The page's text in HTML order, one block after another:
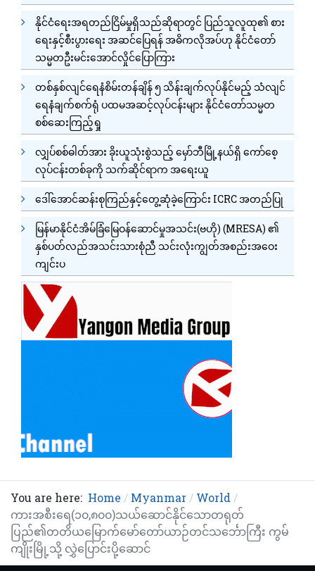
နိုင်ငံရေးအရတည်ငြိမ်မှုရှိသည်ဆိုရာတွင် ပြည်သူလူထု၏ စား
ရေးနှင့်စီးပွားရေး အဆင်ပြေရန် အဓိကလိုအပ်ဟု နိုင်ငံတော်
သမ္မတဦးမင်းအောင်လှိုင်ပြောကြား
တစ်နှစ်လျင်ရေနံစိမ်းတန်ချိန် ၅ သိန်းချက်လုပ်နိုင်မည့် သံလျင်
ရေနံချက်စက်ရုံ ပထမအဆင့်လုပ်ငန်းများ နိုင်ငံတော်သမ္မတ
စစ်ဆေးကြည့်ရှု
လျှပ်စစ်ဓါတ်အား ခိုးယူသုံးစွဲသည့် မှော်ဘီမြို့နယ်ရှိ ကော်စေ့
လုပ်ငန်းတစ်ခုကို သက်ဆိုင်ရာက အရေးယူ
ဒေါ်အောင်ဆန်းစုကြည်နှင့်တွေ့ဆုံခဲ့ကြောင်း ICRC အတည်ပြု
မြန်မာနိုင်ငံအိမ်ခြံမြေဝန်ဆောင်မှုအသင်း(ဗဟို) (MRESA) ၏
နှစ်ပတ်လည်အသင်းသားစုံညီ သင်းလုံးကျွတ်အစည်းအဝေး
ကျင်းပ
You are here: Home Myanmar
World
ကားအစီးရေ(၁၀,၈၀၀)သယ်ဆောင်နိုင်သောတရုတ်
ပြည်၏တတိယမြောက်မော်တော်ယာဉ်တင်သင်္ဘောကြီး ကွမ်
ကျိုးမြို့သို့ လွှဲပြောင်းပို့ဆောင်